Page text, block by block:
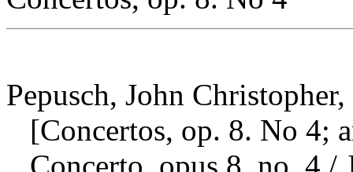
Pepusch, John
[Concertos, op. 8. No 4;
Concerto, opus 8, no. 4 /